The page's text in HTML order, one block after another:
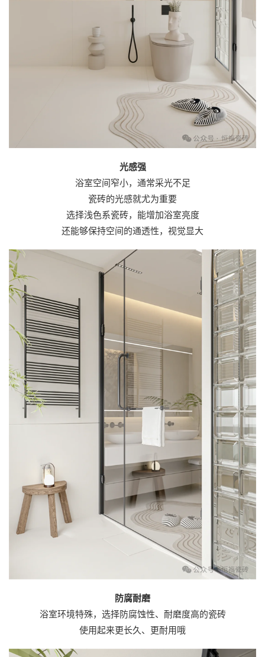
光感强
浴室空间窄小，通常采光不足
瓷砖的光感就尤为重要
选择浅色系瓷砖，能增加浴室亮度
还能够保持空间的通透性，视觉显大
防腐耐磨
浴室环境特殊，选择防腐蚀性、耐磨度高的瓷砖
使用起来更长久、更耐用哦